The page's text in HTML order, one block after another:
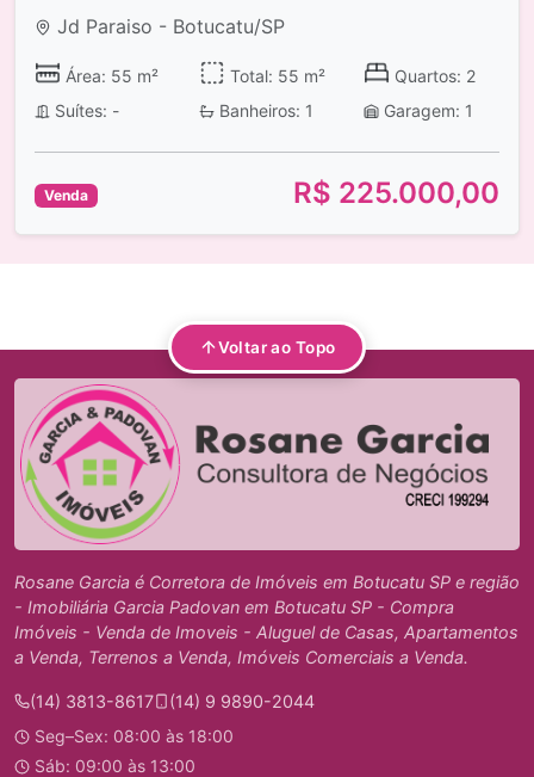
Jd Paraiso - Botucatu/SP
Área: 55 m² Total: 55 m²
Quartos: 2
Suítes: -
Banheiros: 1 Garagem: 1
Venda R$ 225.000,00
Voltar ao Topo
Rosane Garcia é Corretora de Imóveis em Botucatu SP e região
- Imobiliária Garcia Padovan em Botucatu SP - Compra
Imóveis - Venda de Imoveis - Aluguel de Casas, Apartamentos
a Venda, Terrenos a Venda, Imóveis Comerciais a Venda.
(14) 3813-8617
(14) 9 9890-2044
Seg–Sex: 08:00 às 18:00
Sáb: 09:00 às 13:00